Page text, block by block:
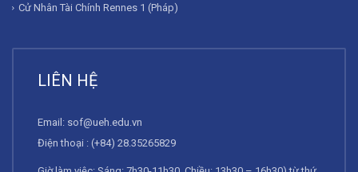
Cử Nhân Tài Chính Rennes 1 (Pháp)
LIÊN HỆ
Email: sof@ueh.edu.vn
Điện thoại : (+84) 28.35265829